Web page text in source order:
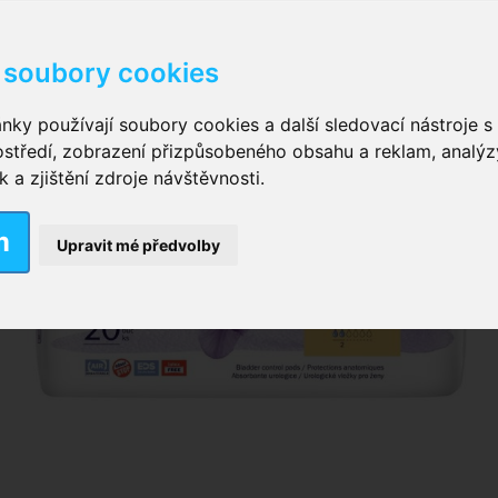
cookies
používají soubory cookies a další sledovací nástroje s
zobrazení přizpůsobeného obsahu a reklam,
a zjištění zdroje návštěvnosti.
Upravit mé předvolby
kalhotky zalepovací ,Inkontinenční kalhotky
vložky pro muže
plavky,Dámské inkontinenční plavky